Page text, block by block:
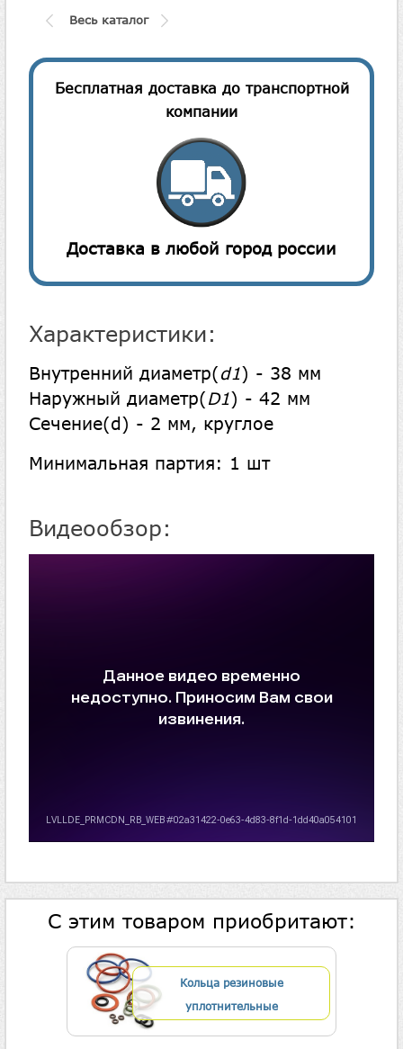
Весь каталог
Бесплатная доставка до транспортной
компании
Доставка в любой город россии
Характеристики:
Внутренний диаметр(d1) - 38 мм
Наружный диаметр(D1) - 42 мм
Сечение(d) - 2 мм, круглое
Минимальная партия: 1 шт
Видеообзор:
С этим товаром приобритают:
Кольца резиновые
уплотнительные